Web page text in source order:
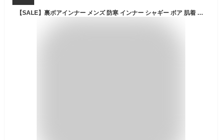
【SALE】裏ボアインナー メンズ 防寒 インナー シャギー ボア 肌着 無地 ベーシック M L LL 3L 全3色